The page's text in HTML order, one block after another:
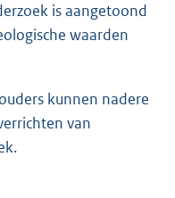
is aangetoond
waarden
kunnen nadere
van